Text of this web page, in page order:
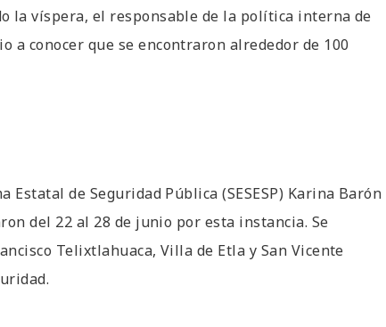
la víspera, el responsable de la política interna de
a conocer que se encontraron alrededor de 100
de Seguridad Pública (SESESP) Karina Barón
del 22 al 28 de junio por esta instancia. Se
Telixtlahuaca, Villa de Etla y San Vicente